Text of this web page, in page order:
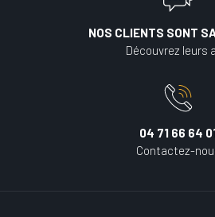
NOS CLIENTS SONT
Découvrez leurs
04 71 66 64
Contactez-